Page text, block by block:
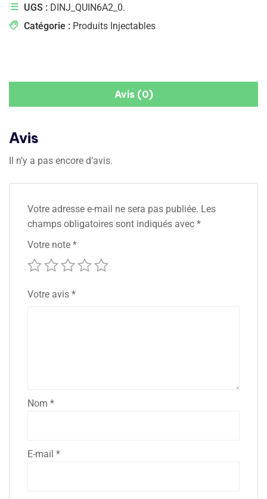
UGS : DINJ_QUIN6A2_0.
Catégorie : Produits Injectables
Avis (0)
Avis
Il n’y a pas encore d’avis.
Votre adresse e-mail ne sera pas publiée. Les
champs obligatoires sont indiqués avec *
Votre note *
Votre avis *
Nom *
E-mail *